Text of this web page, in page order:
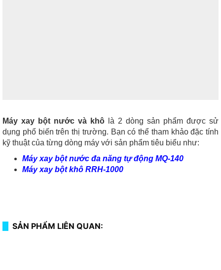
Máy xay bột nước và khô là 2 dòng sản phẩm được sử
dụng phổ biến trên thị trường. Bạn có thể tham khảo đặc tính
kỹ thuật của từng dòng máy với sản phẩm tiêu biểu như:
Máy xay bột nước đa năng tự động MQ-140
Máy xay bột khô RRH-1000
SẢN PHẨM LIÊN QUAN: